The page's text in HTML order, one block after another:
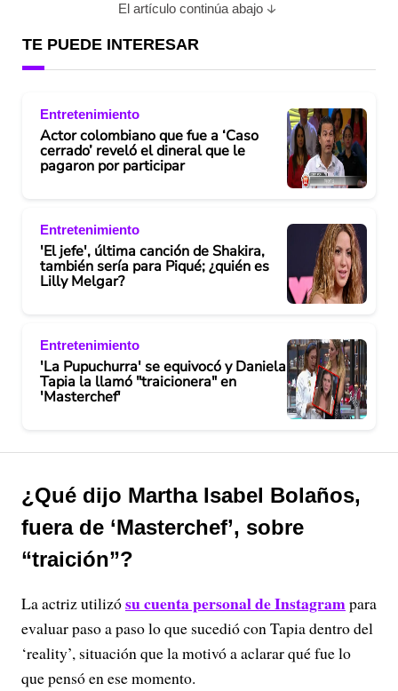
El artículo continúa abajo
TE PUEDE INTERESAR
Entretenimiento
Actor colombiano que fue a ‘Caso
cerrado’ reveló el dineral que le
pagaron por participar
Entretenimiento
'El jefe', última canción de Shakira,
también sería para Piqué; ¿quién es
Lilly Melgar?
Entretenimiento
'La Pupuchurra' se equivocó y Daniela
Tapia la llamó "traicionera" en
'Masterchef'
¿Qué dijo Martha Isabel Bolaños,
fuera de ‘Masterchef’, sobre
“traición”?
La actriz utilizósu cuenta personal de Instagrampara
evaluar paso a paso lo que sucedió con Tapia dentro del
‘reality’, situación que la motivó a aclarar qué fue lo
que pensó en ese momento.